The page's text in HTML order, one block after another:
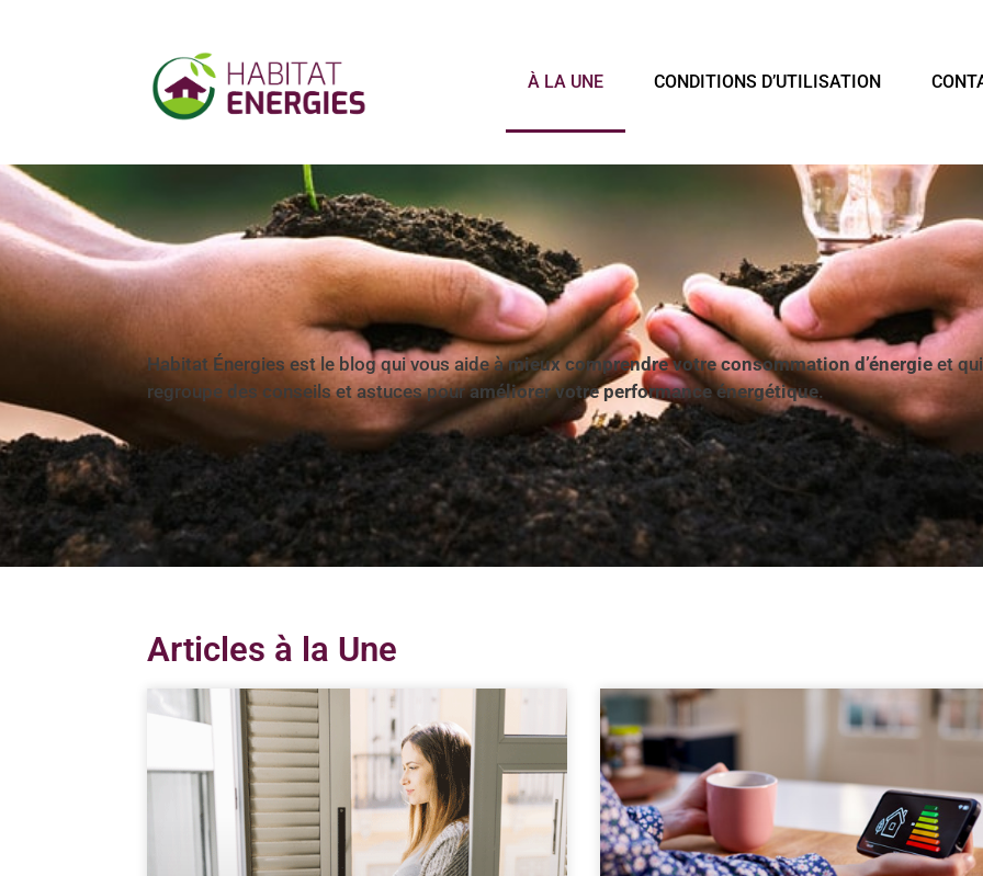
À LA UNE CONDITIONS D’UTILISATION
Habitat Énergies est le blog qui vous aide àmieux comprendre votre consommation d’énergieet qui
regroupe des conseils et astuces pouraméliorer votre performance énergétique.
Articles à la Une